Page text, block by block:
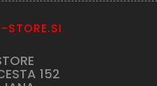
STORE.SI
152